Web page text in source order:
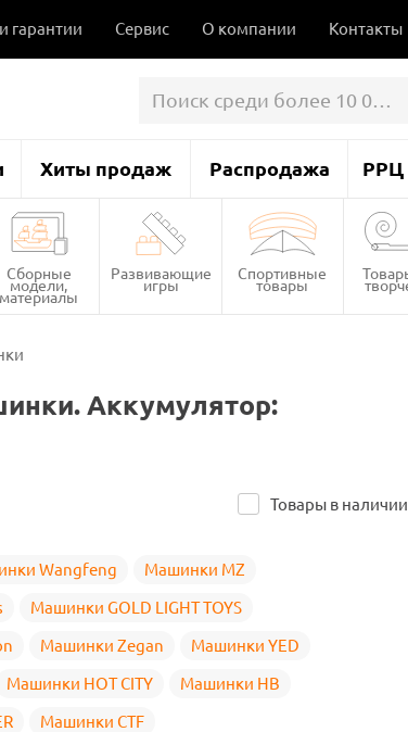
гарантии Сервис О компании Контакты
Хиты продаж Распродажа РРЦ
Сборные
модели,
материалы
Развивающие
игры
Спортивные
товары
Аккумулятор:
Товары в наличии
Wangfeng
Машинки MZ
Машинки GOLD LIGHT TOYS
Машинки Zegan
Машинки YED
Машинки HOT CITY
Машинки HB
Машинки CTF